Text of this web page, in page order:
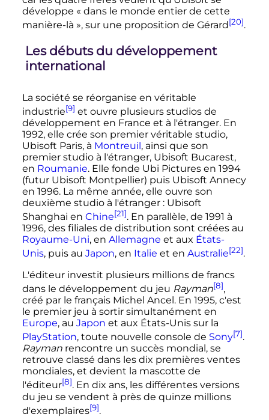
développe « dans le monde entier de cette
manière-là », sur une proposition de Gérard[20].
Les débuts du développement
international
La société se réorganise en véritable
industrie[9] et ouvre plusieurs studios de
développement en France et à l'étranger. En
1992, elle crée son premier véritable studio,
Ubisoft Paris, à Montreuil, ainsi que son
premier studio à l'étranger, Ubisoft Bucarest,
en Roumanie. Elle fonde Ubi Pictures en 1994
(futur Ubisoft Montpellier) puis Ubisoft Annecy
en 1996. La même année, elle ouvre son
deuxième studio à l'étranger : Ubisoft
Shanghai en Chine[21]. En parallèle, de 1991 à
1996, des filiales de distribution sont créées au
Royaume-Uni, en Allemagne et aux États-
Unis, puis au Japon, en Italie et en Australie[22].
L'éditeur investit plusieurs millions de francs
dans le développement du jeu Rayman[8],
créé par le français Michel Ancel. En 1995, c'est
le premier jeu à sortir simultanément en
Europe, au Japon et aux États-Unis sur la
PlayStation, toute nouvelle console de Sony[7].
Raymanrencontre un succès mondial, se
retrouve classé dans les dix premières ventes
mondiales, et devient la mascotte de
l'éditeur[8]. En dix ans, les différentes versions
du jeu se vendent à près de quinze millions
d'exemplaires[9].